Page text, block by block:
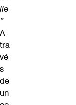
ile
”
A
tra
vé
s
de
un